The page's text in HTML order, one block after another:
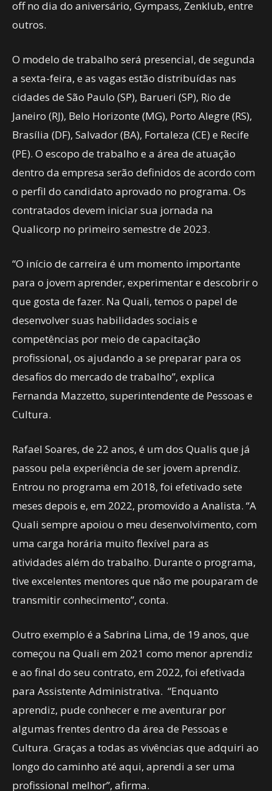
off no dia do aniversário, Gympass, Zenklub, entre
outros.
O modelo de trabalho será presencial, de segunda
a sexta-feira, e as vagas estão distribuídas nas
cidades de São Paulo (SP), Barueri (SP), Rio de
Janeiro (RJ), Belo Horizonte (MG), Porto Alegre (RS),
Brasília (DF), Salvador (BA), Fortaleza (CE) e Recife
(PE). O escopo de trabalho e a área de atuação
dentro da empresa serão definidos de acordo com
o perfil do candidato aprovado no programa. Os
contratados devem iniciar sua jornada na
Qualicorp no primeiro semestre de 2023.
“O início de carreira é um momento importante
para o jovem aprender, experimentar e descobrir o
que gosta de fazer. Na Quali, temos o papel de
desenvolver suas habilidades sociais e
competências por meio de capacitação
profissional, os ajudando a se preparar para os
desafios do mercado de trabalho”, explica
Fernanda Mazzetto, superintendente de Pessoas e
Cultura.
Rafael Soares, de 22 anos, é um dos Qualis que já
passou pela experiência de ser jovem aprendiz.
Entrou no programa em 2018, foi efetivado sete
meses depois e, em 2022, promovido a Analista. “A
Quali sempre apoiou o meu desenvolvimento, com
uma carga horária muito flexível para as
atividades além do trabalho. Durante o programa,
tive excelentes mentores que não me pouparam de
transmitir conhecimento”, conta.
Outro exemplo é a Sabrina Lima, de 19 anos, que
começou na Quali em 2021 como menor aprendiz
e ao final do seu contrato, em 2022, foi efetivada
para Assistente Administrativa. “Enquanto
aprendiz, pude conhecer e me aventurar por
algumas frentes dentro da área de Pessoas e
Cultura. Graças a todas as vivências que adquiri ao
longo do caminho até aqui, aprendi a ser uma
profissional melhor”, afirma.